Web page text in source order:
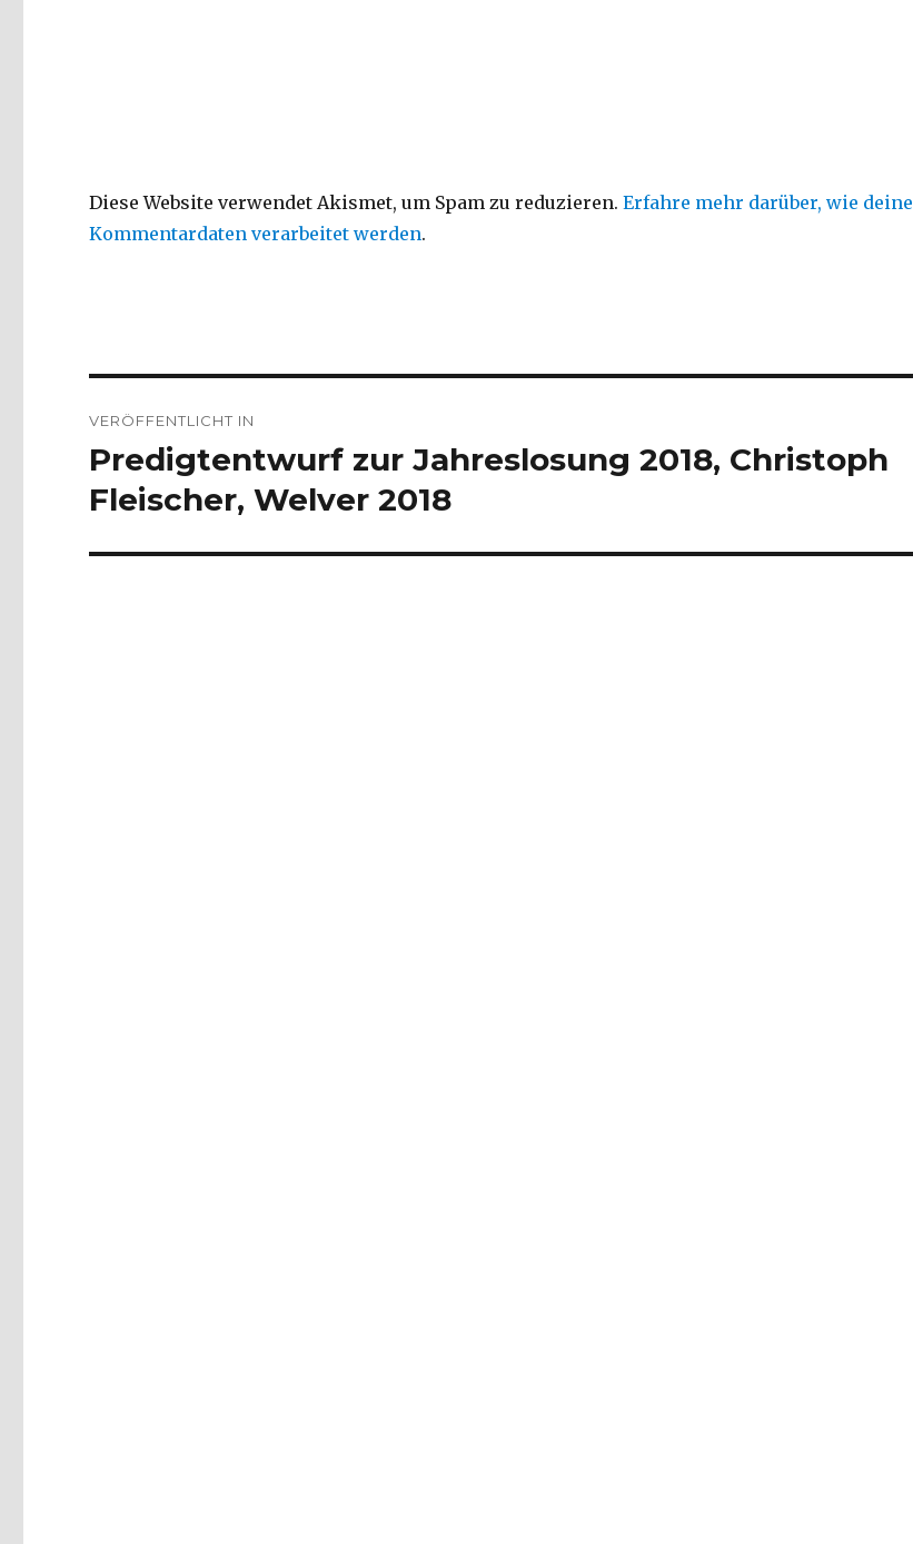
Diese Website verwendet Akismet, um Spam zu reduzieren.Erfahre mehr darüber, wie deine
Kommentardaten verarbeitet werden.
VERÖFFENTLICHT IN
Predigtentwurf zur Jahreslosung 2018, Christoph
Fleischer, Welver 2018